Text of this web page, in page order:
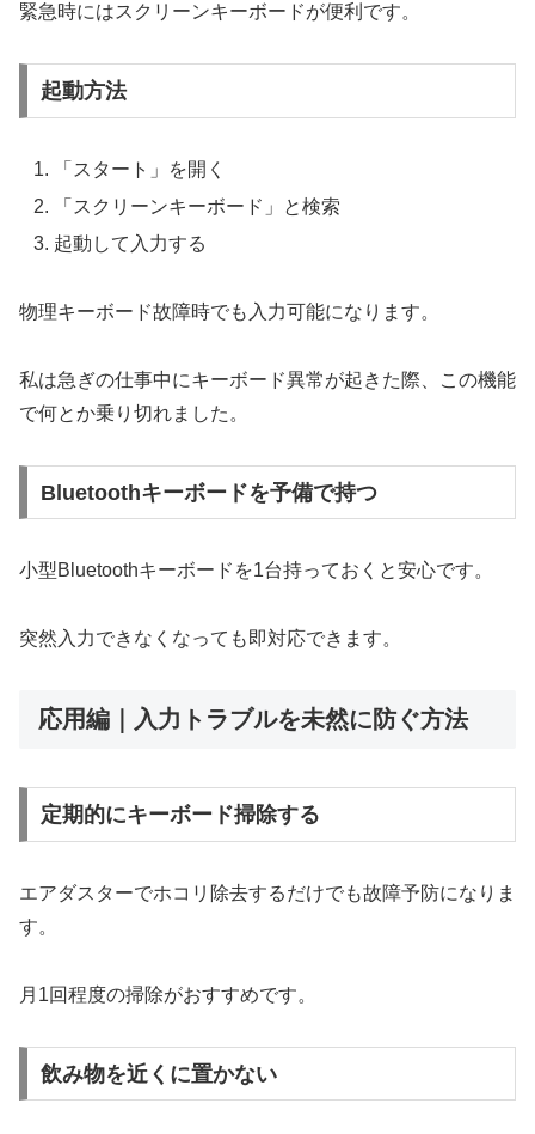
緊急時にはスクリーンキーボードが便利です。
起動方法
「スタート」を開く
「スクリーンキーボード」と検索
起動して入力する
物理キーボード故障時でも入力可能になります。
私は急ぎの仕事中にキーボード異常が起きた際、この機能
で何とか乗り切れました。
Bluetoothキーボードを予備で持つ
小型Bluetoothキーボードを1台持っておくと安心です。
突然入力できなくなっても即対応できます。
応用編｜入力トラブルを未然に防ぐ方法
定期的にキーボード掃除する
エアダスターでホコリ除去するだけでも故障予防になりま
す。
月1回程度の掃除がおすすめです。
飲み物を近くに置かない